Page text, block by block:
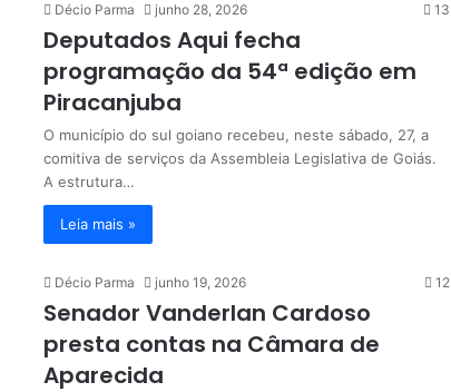
Décio Parma junho 28, 2026 13
Deputados Aqui fecha
programação da 54ª edição em
Piracanjuba
O município do sul goiano recebeu, neste sábado, 27, a
comitiva de serviços da Assembleia Legislativa de Goiás.
A estrutura…
Leia mais »
Décio Parma junho 19, 2026 12
Senador Vanderlan Cardoso
presta contas na Câmara de
Aparecida